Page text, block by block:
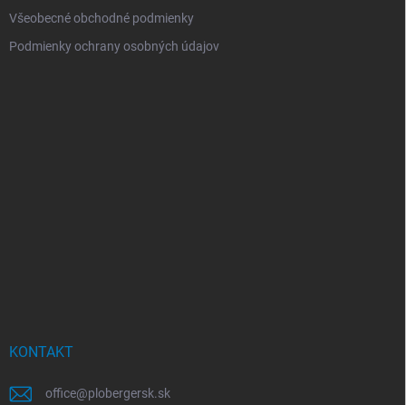
Všeobecné obchodné podmienky
Podmienky ochrany osobných údajov
KONTAKT
office@plobergersk.sk